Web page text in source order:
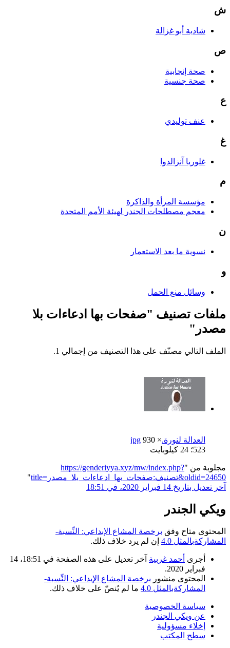
ش
شادية أبو غزالة
ص
صحة إنجابية
صحة جنسية
ع
عنف توليدي
غ
غلوريا آنزالدوا
م
مؤسسة المرأة والذاكرة
معجم مصطلحات الجندر لهيئة الأمم المتحدة
ن
نسوية ما بعد الاستعمار
و
وسائل منع الحمل
ملفات تصنيف "صفحات بها ادعاءات بلا
مصدر"
الملف التالي مصنّف على هذا التصنيف من إجمالي 1.
العدالة لنورة.jpg930 ×
523؛ 24 كيلوبايت
مجلوبة من "https://genderiyya.xyz/mw/index.php?
title=تصنيف:صفحات_بها_ادعاءات_بلا_مصدر&oldid=24650
"
آخر تعديل بتاريخ 14 فبراير 2020، في 18:51
ويكي الجندر
المحتوى متاح وفق برخصة المشاع الإبداعي: النِّسبة-
المشاركةبالمثل 4.0
إن لم يرد خلاف ذلك.
أجرى أحمد غربية
آخر تعديل على هذه الصفحة في 18:51، 14
فبراير 2020.
المحتوى منشور برخصة المشاع الإبداعي: النِّسبة-
المشاركةبالمثل 4.0
ما لم يُنصّ على خلاف ذلك.
سياسة الخصوصية
عن ويكي الجندر
إخلاء مسؤولية
سطح المكتب